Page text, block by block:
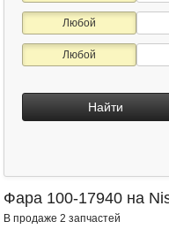
Любой
Любой
Найти
Фара 100-17940 на
В продаже 2 запчастей